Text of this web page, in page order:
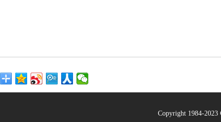
Copyright 1984-